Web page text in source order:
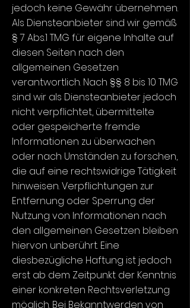
jedoch keine Gewähr übernehmen.
Als Diensteanbieter sind wir gemäß
§ 7 Abs.1 TMG für eigene Inhalte auf
diesen Seiten nach den
allgemeinen Gesetzen
verantwortlich. Nach §§ 8 bis 10 TMG
sind wir als Diensteanbieter jedoch
nicht verpflichtet, übermittelte
oder gespeicherte fremde
Informationen zu überwachen
oder nach Umständen zu forschen,
die auf eine rechtswidrige Tätigkeit
hinweisen. Verpflichtungen zur
Entfernung oder Sperrung der
Nutzung von Informationen nach
den allgemeinen Gesetzen bleiben
hiervon unberührt. Eine
diesbezügliche Haftung ist jedoch
erst ab dem Zeitpunkt der Kenntnis
einer konkreten Rechtsverletzung
möglich. Bei Bekanntwerden von